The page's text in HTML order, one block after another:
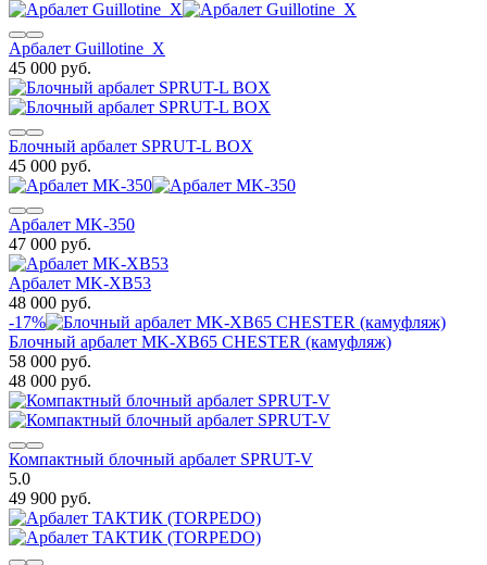
Арбалет Guillotine_X
45 000 руб.
Блочный арбалет SPRUT-L BOX
45 000 руб.
Арбалет MK-350
47 000 руб.
Арбалет MK-XB53
48 000 руб.
-17%
Блочный арбалет MK-XB65 CHESTER (камуфляж)
58 000 руб.
48 000 руб.
Компактный блочный арбалет SPRUT-V
5.0
49 900 руб.